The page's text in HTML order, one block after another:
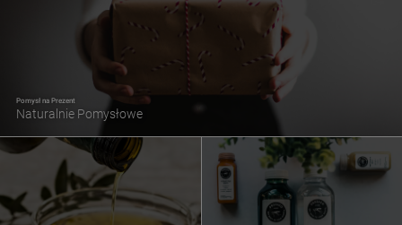
Pomysł na Prezent
Naturalnie Pomysłowe